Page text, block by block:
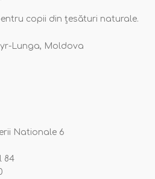
copii din țesături naturale.
Lunga, Moldova
Nationale 6
84